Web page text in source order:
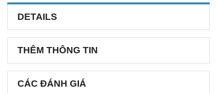
DETAILS
THÊM THÔNG TIN
CÁC ĐÁNH GIÁ